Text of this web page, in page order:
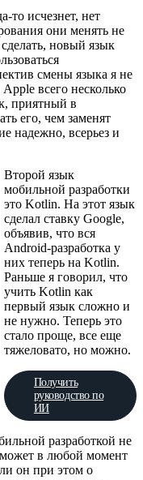
то исчезнет, нет
они менять не
новый язык
смены языка я не
всего несколько
приятный в
его, чем заменят
надежно, всерьез и
Второй язык
мобильной разработки
это Kotlin. На этот язык
сделал ставку Google,
объявив, что вся
Android-разработка у
них теперь на Kotlin.
Раньше я говорил, что
учить Kotlin как
первый язык сложно и
не нужно. Теперь это
стало проще, все еще
тяжеловато, но можно.
Получить
руководство по
ИИ
разработкой не
в любой момент
он при этом о